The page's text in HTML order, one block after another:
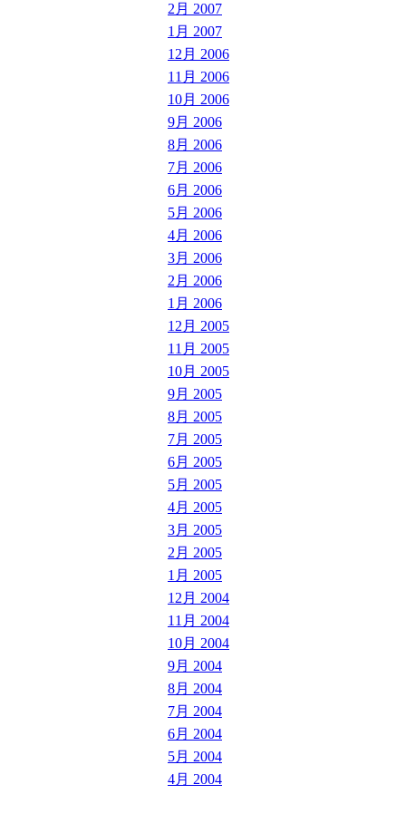
2月 2007
1月 2007
12月 2006
11月 2006
10月 2006
9月 2006
8月 2006
7月 2006
6月 2006
5月 2006
4月 2006
3月 2006
2月 2006
1月 2006
12月 2005
11月 2005
10月 2005
9月 2005
8月 2005
7月 2005
6月 2005
5月 2005
4月 2005
3月 2005
2月 2005
1月 2005
12月 2004
11月 2004
10月 2004
9月 2004
8月 2004
7月 2004
6月 2004
5月 2004
4月 2004